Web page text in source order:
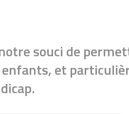
souci de
et